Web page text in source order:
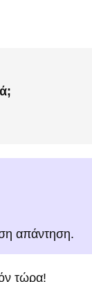
απάντηση.
τώρα!